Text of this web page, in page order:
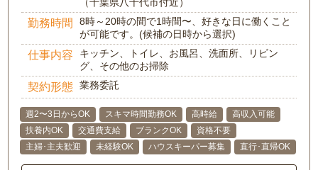
勤務時間
8時～20時の間で1時間〜、好きな日に働くこと
が可能です。(候補の日時から選択)
仕事内容
キッチン、トイレ、お風呂、洗面所、リビン
グ、その他のお掃除
契約形態 業務委託
週2〜3日からOK スキマ時間勤務OK 高時給
高収入可能
扶養内OK
交通費支給 ブランクOK
資格不要
主婦･主夫歓迎
未経験OK ハウスキーパー募集 直行･直帰OK